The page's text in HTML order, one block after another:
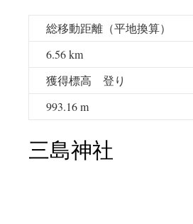
総移動距離（平地換算）
6.56 km
獲得標高 登り
993.16 m
三島神社